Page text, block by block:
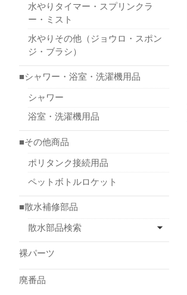
水やりタイマー・スプリンクラ
ー・ミスト
水やりその他（ジョウロ・スポン
ジ・ブラシ）
■シャワー・浴室・洗濯機用品
シャワー
浴室・洗濯機用品
■その他商品
ポリタンク接続用品
ペットボトルロケット
■散水補修部品
散水部品検索
裸パーツ
廃番品